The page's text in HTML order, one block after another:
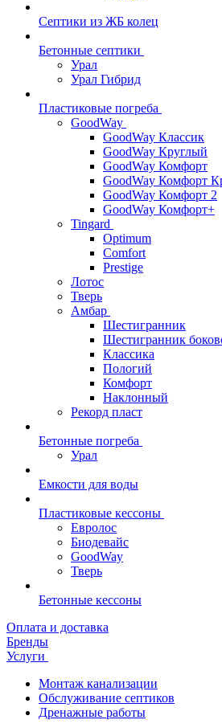
Септики из ЖБ колец
Бетонные септики
Урал
Урал Гибрид
Пластиковые погреба
GoodWay
GoodWay Классик
GoodWay Круглый
GoodWay Комфорт
GoodWay Комфорт
GoodWay Комфорт 2
GoodWay Комфорт+
Tingard
Optimum
Comfort
Prestige
Лотос
Тверь
Амбар
Шестигранник
Шестигранник
Классика
Пологий
Комфорт
Наклонный
Рекорд пласт
Бетонные погреба
Урал
Емкости для воды
Пластиковые кессоны
Евролос
Биодевайс
GoodWay
Тверь
Бетонные кессоны
Оплата и доставка
Бренды
Услуги
Монтаж канализации
Обслуживание септиков
Дренажные работы